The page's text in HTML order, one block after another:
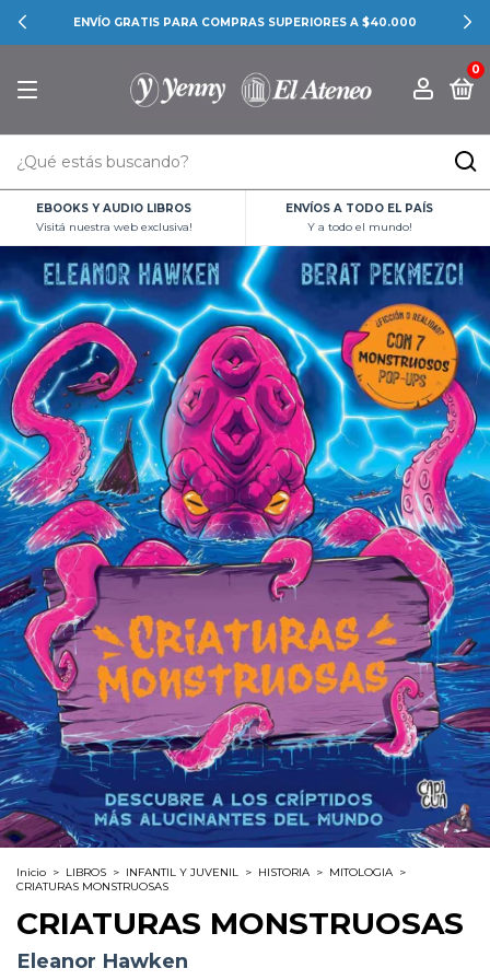
ENVÍO GRATIS PARA COMPRAS SUPERIORES A $40.000
0
EBOOKS Y AUDIO LIBROS
Visitá nuestra web exclusiva!
ENVÍOS A TODO EL PAÍS
Y a todo el mundo!
Inicio > LIBROS > INFANTIL Y JUVENIL > HISTORIA > MITOLOGIA >
CRIATURAS MONSTRUOSAS
CRIATURAS MONSTRUOSAS
Eleanor Hawken